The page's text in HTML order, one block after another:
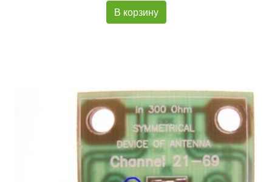
В корзину